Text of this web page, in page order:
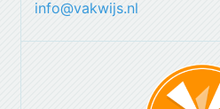
info@vakwijs.nl